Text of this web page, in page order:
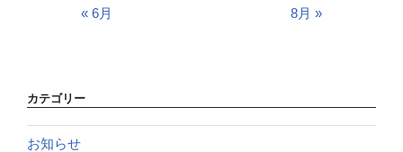
« 6月 8月 »
カテゴリー
お知らせ